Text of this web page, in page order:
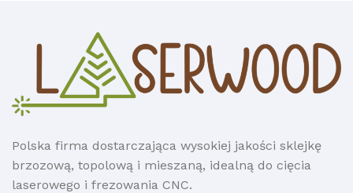
Polska firma dostarczająca wysokiej jakości sklejkę
brzozową, topolową i mieszaną, idealną do cięcia
laserowego i frezowania CNC.